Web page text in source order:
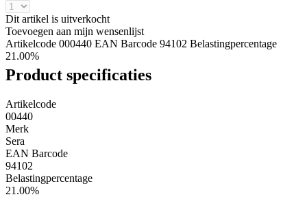
Dit artikel is uitverkocht
Toevoegen aan mijn wensenlijst
Artikelcode 000440 EAN Barcode 94102 Belastingpercentage
21.00%
Product specificaties
Artikelcode
00440
Merk
Sera
EAN Barcode
94102
Belastingpercentage
21.00%